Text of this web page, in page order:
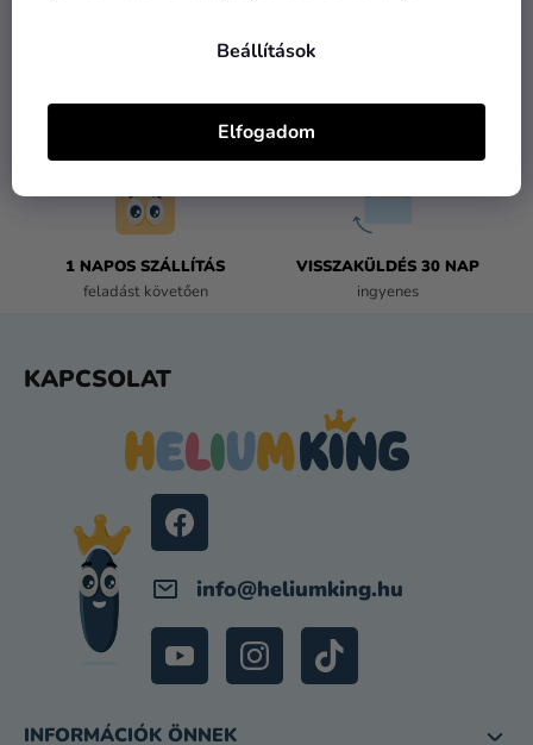
Beállítások
Elfogadom
több mint 30.000 termék
19 900 ft felett kínáljuk
1 NAPOS SZÁLLÍTÁS
feladást követően
VISSZAKÜLDÉS 30 NAP
ingyenes
KAPCSOLAT
info@heliumking.hu
INFORMÁCIÓK ÖNNEK